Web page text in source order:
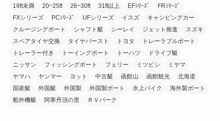
19ft未満 20~25ft 26~30ft 31ft以上 EFｼﾘｰｽﾞ
FRｼﾘｰｽﾞ
FXシリーズ
PCｼﾘｰｽﾞ UFシリーズ イスズ
キャンピングカー
クルージングボート
シャフト艇 シーレイ ジェット推進
スズキ
スペアタイヤ交換
タイヤバースト トヨタ
トレーラブルボート
トレーラー付き
トーイングボート トーハツ
ドライブ艇
ニッサン
フィッシングボート フェリー ミツビシ
ミヤマ
ヤマハ
ヤンマー ヨット 中古艇 函館山 函館観光
北海道
国産艇
外国艇 外国製 外国製ボート 水上バイク
海外製ボート
船外機艇
阿寒丹頂の里 ＲＶパーク